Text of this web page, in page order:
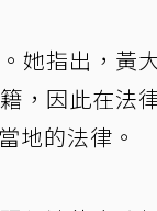
她指出，黃
，因此在法
地的法律。